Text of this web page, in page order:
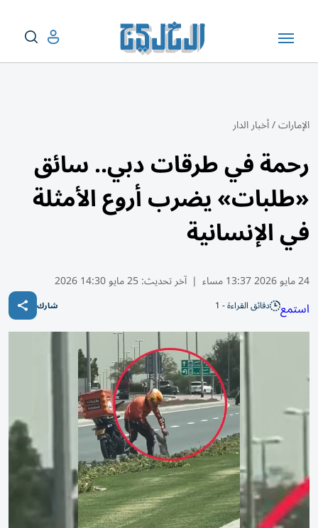
الإمارات/أخبار الدار
رحمة في طرقات دبي.. سائق
«طلبات» يضرب أروع الأمثلة
في الإنسانية
24 مايو 2026 13:37 مساء | آخر تحديث:25 مايو 14:30 2026
استمع دقائق القراءة - 1 شارك